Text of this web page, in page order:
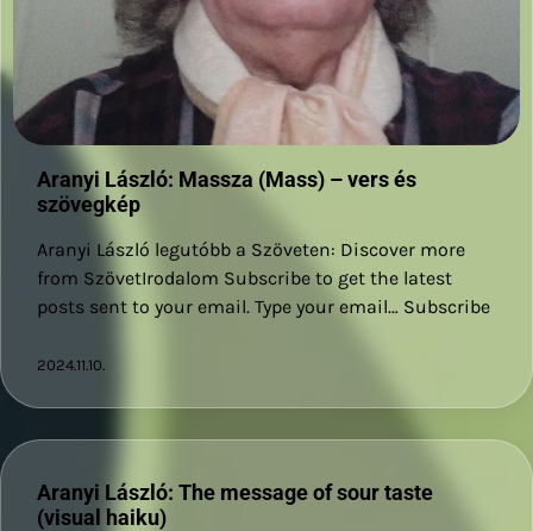
Aranyi László: Massza (Mass) – vers és
szövegkép
Aranyi László legutóbb a Szöveten: Discover more
from SzövetIrodalom Subscribe to get the latest
posts sent to your email. Type your email… Subscribe
2024.11.10.
Aranyi László: The message of sour taste
(visual haiku)